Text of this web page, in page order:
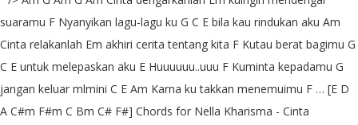
suaramu F Nyanyikan lagu-lagu ku G C E bila kau rindukan aku Am
Cinta relakanlah Em akhiri cerita tentang kita F Kutau berat bagimu G
C E untuk melepaskan aku E Huuuuuu..uuu F Kuminta kepadamu G
jangan keluar mlmini C E Am Karna ku takkan menemuimu F … [E D
A C#m F#m C Bm C# F#] Chords for Nella Kharisma - Cinta